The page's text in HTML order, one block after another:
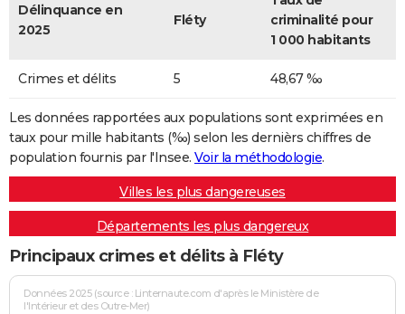
Délinquance en
2025
Fléty
criminalité pour
1 000 habitants
Crimes et délits 5 48,67 ‰
Les données rapportées aux populations sont exprimées en
taux pour mille habitants (‰) selon les dernièrs chiffres de
population fournis par l'Insee. Voir la méthodologie.
Villes les plus dangereuses
Départements les plus dangereux
Principaux crimes et délits à Fléty
Données 2025 (source : Linternaute.com d'après le Ministère de
l'Intérieur et des Outre-Mer)